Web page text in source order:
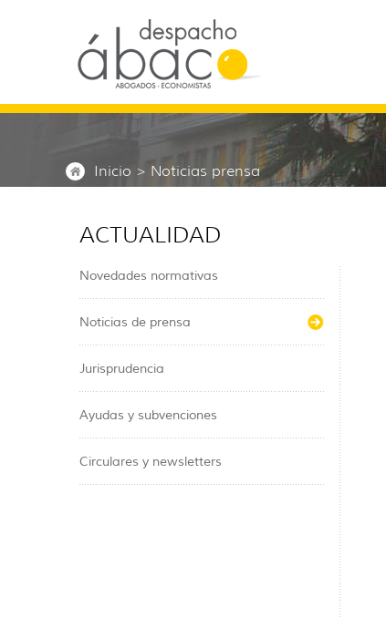
Inicio > Noticias prensa
ACTUALIDAD
Novedades normativas
Noticias de prensa
Jurisprudencia
Ayudas y subvenciones
Circulares y newsletters